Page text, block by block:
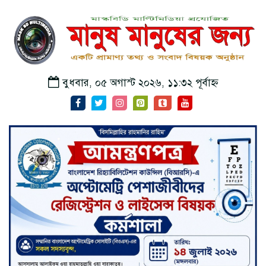
বুধবার, ০৫ অগাস্ট ২০২৬, ১১:৩২ পূর্বাহ্ন